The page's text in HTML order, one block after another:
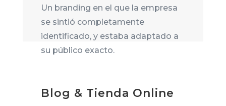
Un branding en el que la empresa
se sintió completamente
identificado, y estaba adaptado a
su público exacto.
Blog & Tienda Online